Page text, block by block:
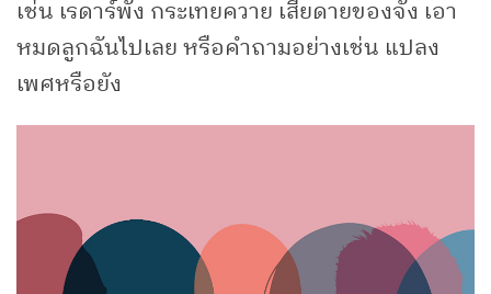
เช่น เรดาร์พัง กระเทยควาย เสียดายของจัง เอา
หมดลูกฉันไปเลย หรือคำถามอย่างเช่น แปลง
เพศหรือยัง